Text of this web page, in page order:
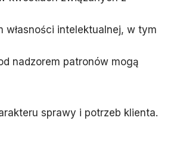
intelektualnej, w tym
nadzorem patronów mogą
sprawy i potrzeb klienta.